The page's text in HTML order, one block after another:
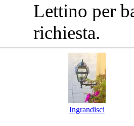
Lettino per
richiesta.
Ingrandisci